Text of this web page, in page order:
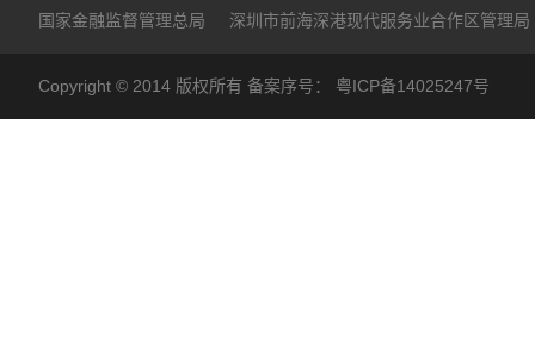
国家金融监督管理总局 深圳市前海深港现代服务业合作区管理局
Copyright © 2014 版权所有 备案序号： 粤ICP备14025247号